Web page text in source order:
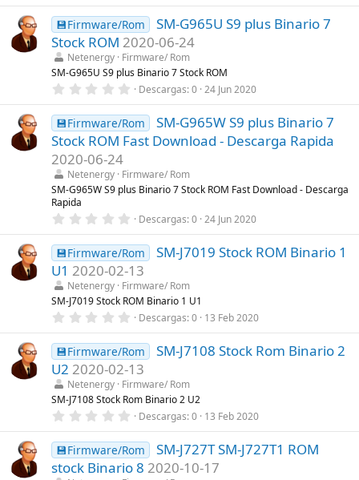
s
)0
0
e
s
t
r
e
l
a
(
s
)
💾Firmware/Rom
SM-G965U S9 plus Binario 7
Stock ROM 2020-06-24
Netenergy Firmware/ Rom
SM-G965U S9 plus Binario 7 Stock ROM
0
0
0
e
s
e
l
s
)
Descargas 0 24 Jun 2020
💾Firmware/Rom
SM-G965W S9 plus Binario 7
Stock ROM Fast Download - Descarga Rapida
2020-06-24
Netenergy Firmware/ Rom
SM-G965W S9 plus Binario 7 Stock ROM Fast Download - Descarga
Rapida
0
0
0
e
s
t
r
e
l
a
(
s
)
Descargas 0 24 Jun 2020
💾Firmware/Rom
SM-J7019 Stock ROM Binario 1
U1 2020-02-13
Netenergy Firmware/ Rom
SM-J7019 Stock ROM Binario 1 U1
0
0
0
e
s
t
r
e
l
a
(
s
)
Descargas 0 13 Feb 2020
💾Firmware/Rom
SM-J7108 Stock Rom Binario 2
U2 2020-02-13
Netenergy Firmware/ Rom
SM-J7108 Stock Rom Binario 2 U2
0
0
0
e
s
Descargas 0 13 Feb 2020
💾Firmware/Rom
SM-J727T SM-J727T1 ROM
stock Binario 8 2020-10-17